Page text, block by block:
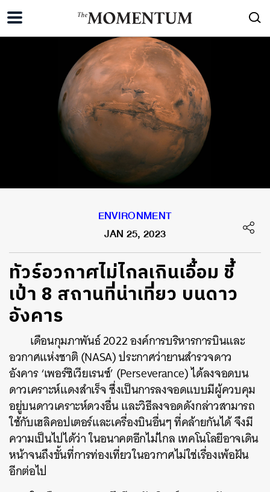
ENVIRONMENT
JAN 25, 2023
ทัวร์อวกาศไม่ไกลเกินเอื้อม ชี้
เป้า 8 สถานที่น่าเที่ยว บนดาว
อังคาร
เดือนกุมภาพันธ์ 2022 องค์การบริหารการบินและ
อวกาศแห่งชาติ (NASA) ประกาศว่ายานสำรวจดาว
อังคาร ‘เพอร์ซิเวียเรนซ์’ (Perseverance) ได้ลงจอดบน
ดาวเคราะห์แดงสำเร็จ ซึ่งเป็นการลงจอดแบบมีผู้ควบคุม
อยู่บนดาวเคราะห์ดวงอื่น และวิธีลงจอดดังกล่าวสามารถ
ใช้กับเฮลิคอปเตอร์และเครื่องบินอื่นๆ ที่คล้ายกันได้ จึงมี
ความเป็นไปได้ว่า ในอนาคตอีกไม่ไกล เทคโนโลยีอาจเดิน
หน้าจนถึงขั้นที่การท่องเที่ยวในอวกาศไม่ใช่เรื่องเพ้อฝัน
อีกต่อไป